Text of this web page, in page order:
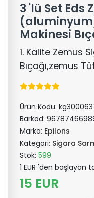
3 'lü Set Eds
Makinesi
1. Kalite Zemus
Bıçağı,zemus
Ürün Kodu:
Barkod:
Marka: Epilons
Kategori: Sigara
Stok: 599
1 EUR 'den başlayan
15 EUR